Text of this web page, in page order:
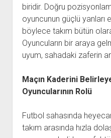
biridir. Doğru
oyuncunun güçlü yanları
böylece takım bütün
Oyuncuların bir araya
uyum, sahadaki zaferin
Maçın Kaderini
Oyuncularının Rolü
Futbol sahasında
takım arasında hızla